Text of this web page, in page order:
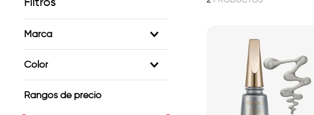
Marca
Flormar
Color
Rangos de precio